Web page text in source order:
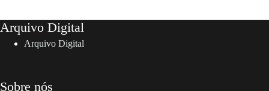
Arquivo Digital
Arquivo Digital
Sobre nós